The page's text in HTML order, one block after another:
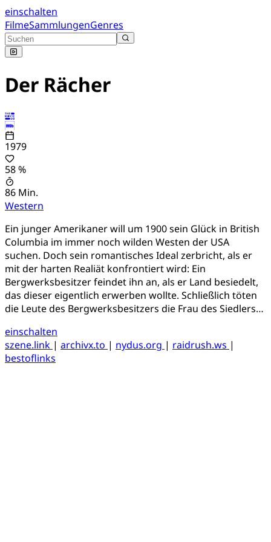
einschalten
FilmeSammlungenGenres
Der Rächer
1979
58 %
86 Min.
Western
Ein junger Amerikaner will um 1900 sein Glück in British
Columbia im immer noch wilden Westen der USA
suchen. Doch sein romantisches Ideal zerbricht, als er
mit der harten Realiät konfrontiert wird: Ein
Bergwerksbesitzer feindet ihn an, als er Land besiedelt,
das dieser eigentlich erwerben wollte. Schließlich töten
die Leute des Bergwerksbesitzers die Frau des Siedlers…
einschalten
szene.link | archivx.to | nydus.org | raidrush.ws |
bestoflinks